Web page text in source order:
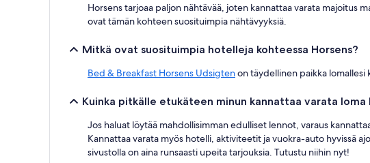
Horsens tarjoaa paljon nähtävää, joten kannattaa varata majoitus
ovat tämän kohteen suosituimpia nähtävyyksiä.
Mitkä ovat suosituimpia hotelleja kohteessa Horsens?
Bed & Breakfast Horsens Udsigtenon täydellinen paikka lomallesi
Kuinka pitkälle etukäteen minun kannattaa varata loma
Jos haluat löytää mahdollisimman edulliset lennot, varaus
Kannattaa varata myös hotelli, aktiviteetit ja vuokra-auto hyvissä
sivustolla on aina runsaasti upeita tarjouksia. Tutustu niihin nyt!